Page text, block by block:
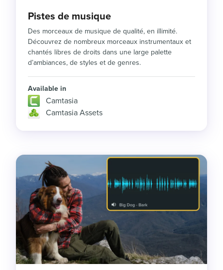
Pistes de musique
Des morceaux de musique de qualité, en illimité.
Découvrez de nombreux morceaux instrumentaux et
chantés libres de droits dans une large palette
d’ambiances, de styles et de genres.
Available in
Camtasia
Camtasia Assets